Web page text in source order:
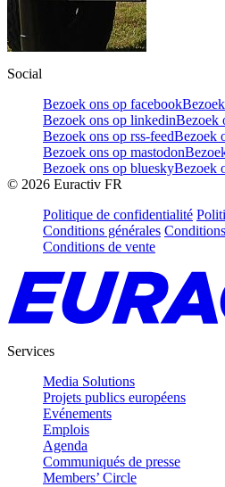
Social
Bezoek ons op facebook
Bezoek ons op linkedinBezoek
Bezoek ons op rss-feedBezoek
Bezoek ons op mastodon
Bezoek ons op blueskyBezoek
© 2026 Euractiv FR
Politique de confidentialité
Conditions générales
Conditions de vente
Services
Media Solutions
Projets publics européens
Evénements
Emplois
Agenda
Communiqués de presse
Members’ Circle